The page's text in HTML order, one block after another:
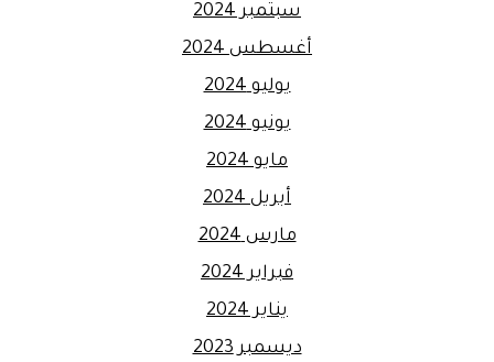
سبتمبر 2024
أغسطس 2024
يوليو 2024
يونيو 2024
مايو 2024
أبريل 2024
مارس 2024
فبراير 2024
يناير 2024
ديسمبر 2023